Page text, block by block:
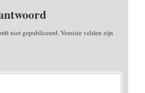
niet gepubliceerd.Vereiste velden zijn